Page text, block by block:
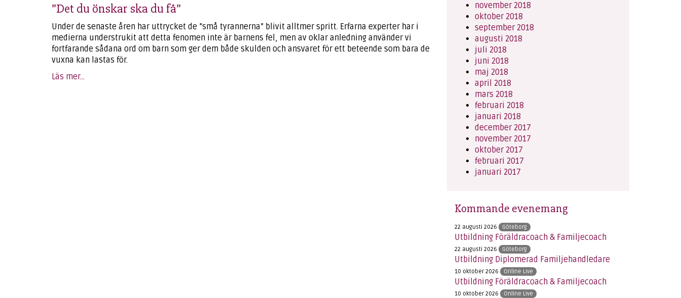
”Det du önskar ska du få”
Under de senaste åren har uttrycket de ”små tyrannerna” blivit alltmer spritt. Erfarna experter har i
medierna understrukit att detta fenomen inte är barnens fel, men av oklar anledning använder vi
fortfarande sådana ord om barn som ger dem både skulden och ansvaret för ett beteende som bara de
vuxna kan lastas för.
Läs mer...
november 2018
oktober 2018
september 2018
augusti 2018
juli 2018
juni 2018
maj 2018
april 2018
mars 2018
februari 2018
januari 2018
december 2017
november 2017
oktober 2017
februari 2017
januari 2017
Kommande evenemang
22 augusti 2026 Göteborg
Utbildning Föräldracoach & Familjecoach
22 augusti 2026 Göteborg
Utbildning Diplomerad Familjehandledare
10 oktober 2026 Online Live
Utbildning Föräldracoach & Familjecoach
10 oktober 2026 Online Live